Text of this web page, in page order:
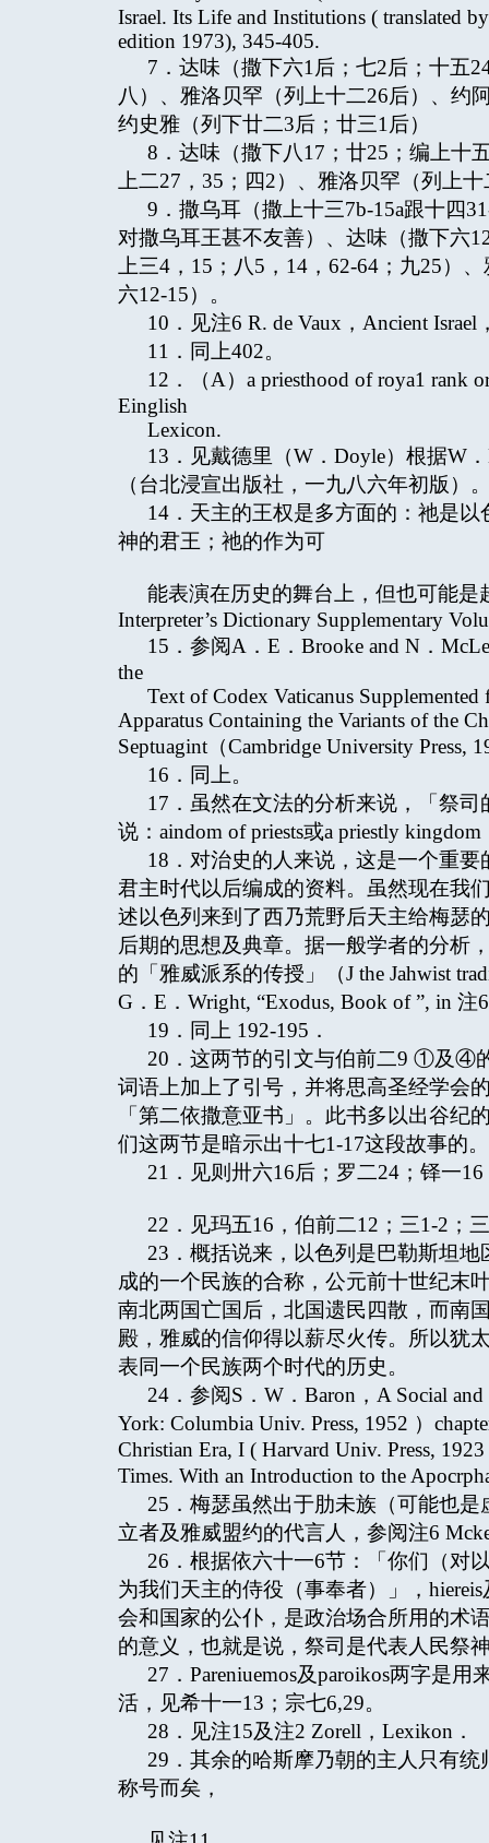
Israel. Its Life and Institutions ( translated
edition 1973), 345-405.
7．达味（撒下六1后；七2后；十五
八）、雅洛贝罕（列上十二26后）、约
约史雅（列下廿二3后；廿三1后）
8．达味（撒下八17；廿25；编上十
上二27，35；四2）、雅洛贝罕（列上
9．撒乌耳（撒上十三7b-15a跟十四
对撒乌耳王甚不友善）、达味（撒下六
上三4，15；八5，14，62-64；九25）
六12-15）。
10．见注6 R. de Vaux，Ancient Israel
11．同上402。
12．（A）a priesthood of roya1 rank
Einglish
Lexicon.
13．见戴德里（W．Doyle）根据W
（台北浸宣出版社，一九八六年初版）
14．天主的王权是多方面的：祂是
神的君王；祂的作为可
能表演在历史的舞台上，但也可能是
Interpreter’s Dictionary Supplementary
15．参阅A．E．Brooke and N．
the
Text of Codex Vaticanus
Apparatus Containing the Variants of the
Septuagint（Cambridge University Press,
16．同上。
17．虽然在文法的分析来说，「祭
说：aindom of priests或a priestly kingdom
18．对治史的人来说，这是一个重
君主时代以后编成的资料。虽然现在我
述以色列来到了西乃荒野后天主给梅瑟
后期的思想及典章。据一般学者的分析
的「雅威派系的传授」（J the Jahwist
G．E．Wright, “Exodus, Book of ”, in 注
19．同上 192-195．
20．这两节的引文与伯前二9 ①及④
词语上加上了引号，并将思高圣经学会
「第二依撒意亚书」。此书多以出谷
们这两节是暗示出十七1-17这段故事的。
21．见则卅六16后；罗二24；铎一
22．见玛五16，伯前二12；三1-2；
23．概括说来，以色列是巴勒斯坦
成的一个民族的合称，公元前十世纪末
南北两国亡国后，北国遗民四散，而南
殿，雅威的信仰得以薪尽火传。所以犹
表同一个民族两个时代的历史。
24．参阅S．W．Baron，A Social
York: Columbia Univ. Press, 1952 ）
Christian Era, I ( Harvard Univ. Press,
Times. With an Introduction to the
25．梅瑟虽然出于肋未族（可能也
立者及雅威盟约的代言人，参阅注6
26．根据依六十一6节：「你们（对
为我们天主的侍役（事奉者）」，
会和国家的公仆，是政治场合所用的术
的意义，也就是说，祭司是代表人民祭
27．Pareniuemos及paroikos两字是
活，见希十一13；宗七6,29。
28．见注15及注2 Zorell，Lexikon．
29．其余的哈斯摩乃朝的主人只有统
称号而矣，